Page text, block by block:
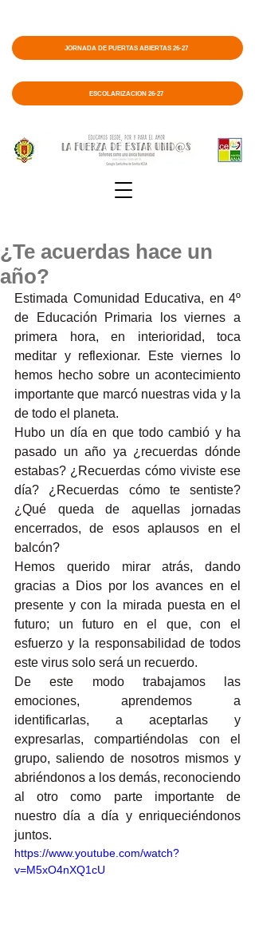
ESCOLARIZACIÓN 26-27
JORNADA DE PUERTAS ABIERTAS 26-27
¿Te acuerdas hace un
año?
Estimada Comunidad Educativa, en 4º
de Educación Primaria los viernes a
primera hora, en interioridad, toca
meditar y reflexionar. Este viernes lo
hemos hecho sobre un acontecimiento
importante que marcó nuestras vida y la
de todo el planeta.
Hubo un día en que todo cambió y ha
pasado un año ya ¿recuerdas dónde
estabas? ¿Recuerdas cómo viviste ese
día? ¿Recuerdas cómo te sentiste?
¿Qué queda de aquellas jornadas
encerrados, de esos aplausos en el
balcón?
Hemos querido mirar atrás, dando
gracias a Dios por los avances en el
presente y con la mirada puesta en el
futuro; un futuro en el que, con el
esfuerzo y la responsabilidad de todos
este virus solo será un recuerdo.
De este modo trabajamos las
emociones, aprendemos a
identificarlas, a aceptarlas y
expresarlas, compartiéndolas con el
grupo, saliendo de nosotros mismos y
abriéndonos a los demás, reconociendo
al otro como parte importante de
nuestro día a día y enriqueciéndonos
juntos.
https://www.youtube.com/watch?
v=M5xO4nXQ1cU